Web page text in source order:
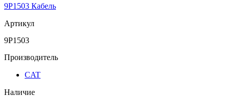
9P1503 Кабель
Артикул
9P1503
Производитель
CAT
Наличие